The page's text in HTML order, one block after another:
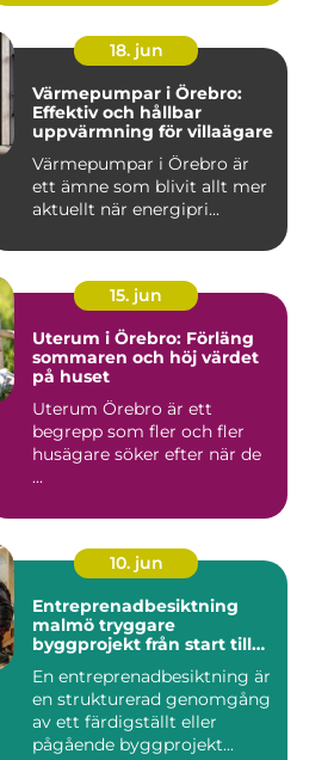
18. jun
Värmepumpar i Örebro:
Effektiv och hållbar
uppvärmning för villaägare
Värmepumpar i Örebro är
ett ämne som blivit allt mer
aktuellt när energipri...
15. jun
Uterum i Örebro: Förläng
sommaren och höj värdet
på huset
Uterum Örebro är ett
begrepp som fler och fler
husägare söker efter när de
...
10. jun
Entreprenadbesiktning
malmö tryggare
byggprojekt från start till
En entreprenadbesiktning är
en strukturerad genomgång
av ett färdigställt eller
pågående byggprojekt...